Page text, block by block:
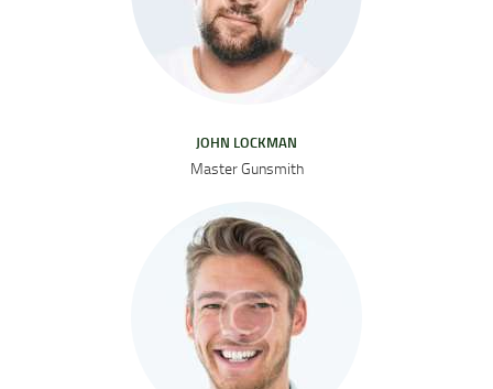
JOHN LOCKMAN
Master Gunsmith